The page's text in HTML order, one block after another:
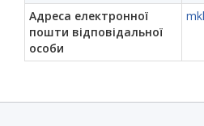
Адреса електронної
пошти відповідальної
особи